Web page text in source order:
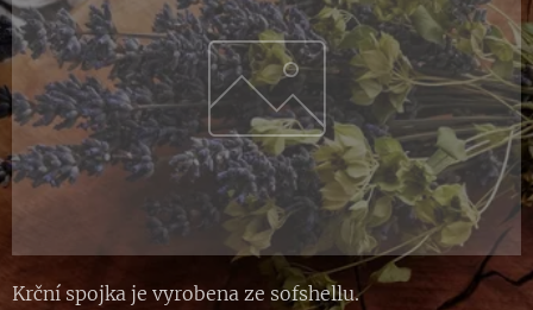
Krční spojka je vyrobena ze sofshellu.